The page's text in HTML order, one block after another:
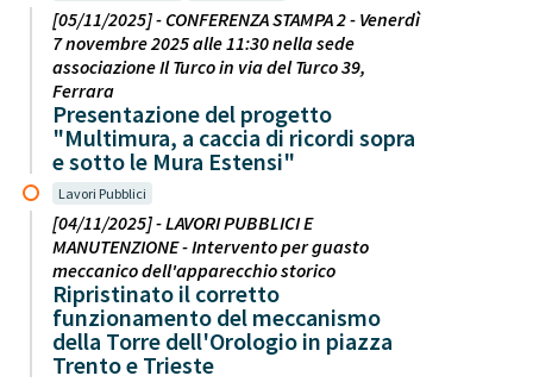
[05/11/2025] - CONFERENZA STAMPA 2 - Venerdì
7 novembre 2025 alle 11:30 nella sede
associazione Il Turco in via del Turco 39,
Ferrara
Presentazione del progetto
"Multimura, a caccia di ricordi sopra
e sotto le Mura Estensi"
Lavori Pubblici
[04/11/2025] - LAVORI PUBBLICI E
MANUTENZIONE - Intervento per guasto
meccanico dell'apparecchio storico
Ripristinato il corretto
funzionamento del meccanismo
della Torre dell'Orologio in piazza
Trento e Trieste